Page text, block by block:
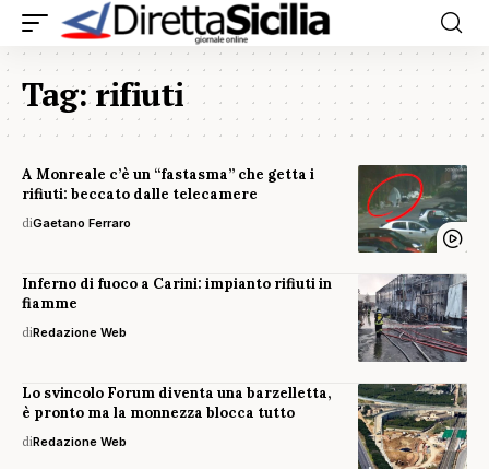
Tag:rifiuti
A Monreale c’è un “fastasma” che getta i
rifiuti: beccato dalle telecamere
diGaetano Ferraro
Inferno di fuoco a Carini: impianto rifiuti in
fiamme
diRedazione Web
Lo svincolo Forum diventa una barzelletta,
è pronto ma la monnezza blocca tutto
diRedazione Web